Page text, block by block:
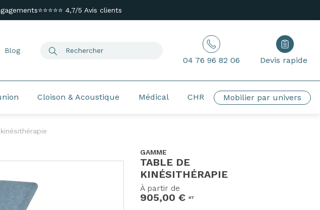
⭐⭐⭐⭐⭐ 4,7/5 Avis clients
Blog
04 76 96 82 06 Devis rapide
Cloison & Acoustique Médical CHR Mobilier par univers
GAMME
TABLE DE
KINÉSITHÉRAPIE
À partir de
905,00 € HT